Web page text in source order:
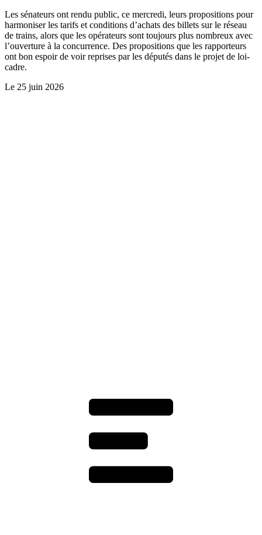
Les sénateurs ont rendu public, ce mercredi, leurs propositions pour
harmoniser les tarifs et conditions d’achats des billets sur le réseau
de trains, alors que les opérateurs sont toujours plus nombreux avec
l’ouverture à la concurrence. Des propositions que les rapporteurs
ont bon espoir de voir reprises par les députés dans le projet de loi-
cadre.
Le 25 juin 2026